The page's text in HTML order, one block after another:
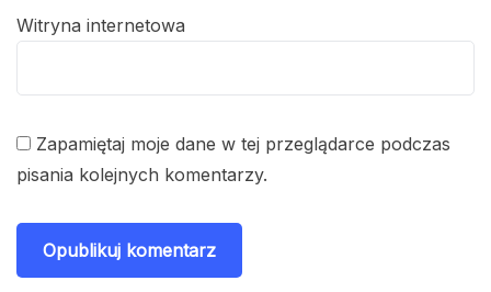
Witryna internetowa
Zapamiętaj moje dane w tej przeglądarce podczas
pisania kolejnych komentarzy.